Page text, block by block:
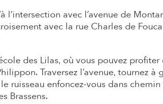
l’intersection avec l’avenue de
avec la rue Charles de
des Lilas, où vous pouvez
Traversez l’avenue, tournez à
ruisseau enfoncez-vous dans
Brassens.​